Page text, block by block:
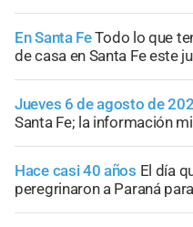
En Santa FeTodo lo que
de casa en Santa Fe este
Jueves 6 de agosto de
Santa Fe; la información
Hace casi 40 años El día
peregrinaron a Paraná